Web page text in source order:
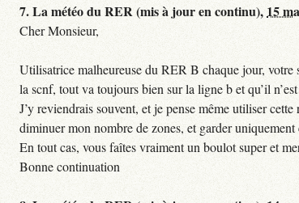
7.La météo du RER (mis à jour en continu), 15
Cher Monsieur,
Utilisatrice malheureuse du RER B chaque jour,
la scnf, tout va toujours bien sur la ligne b et qu’il
J’y reviendrais souvent, et je pense même utiliser
diminuer mon nombre de zones, et garder
En tout cas, vous faîtes vraiment un boulot super et
Bonne continuation